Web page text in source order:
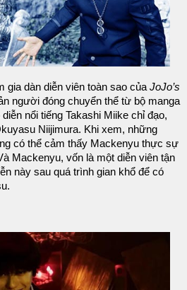
gia dàn diễn viên toàn sao củaJoJo’s
người đóng chuyển thể từ bộ manga
nổi tiếng Takashi Miike chỉ đạo,
Niijimura. Khi xem, những
có thể cảm thấy Mackenyu thực sự
Mackenyu, vốn là một diễn viên tận
này sau quá trình gian khổ để có